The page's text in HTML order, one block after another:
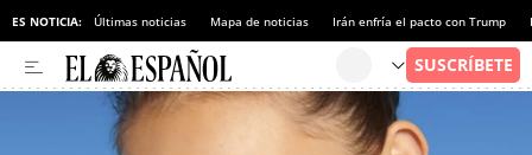
ES NOTICIA: Últimas noticias Mapa de noticias Irán enfría el pacto con Trump